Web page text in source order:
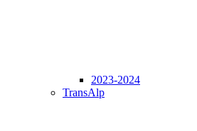
2023-2024
TransAlp